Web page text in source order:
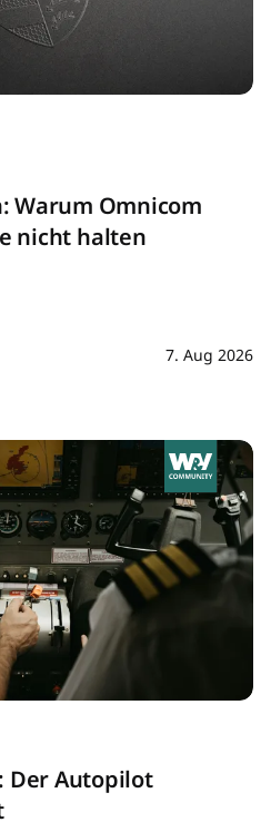
Warum Omnicom
nicht halten
7. Aug 2026
Der Autopilot